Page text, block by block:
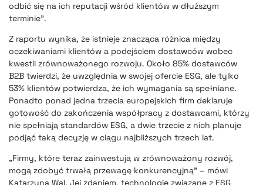
odbić się na ich reputacji wśród klientów w dłuższym
terminie”.
Z raportu wynika, że istnieje znacząca różnica między
oczekiwaniami klientów a podejściem dostawców wobec
kwestii zrównoważonego rozwoju. Około 85% dostawców
B2B twierdzi, że uwzględnia w swojej ofercie ESG, ale tylko
53% klientów potwierdza, że ich wymagania są spełniane.
Ponadto ponad jedna trzecia europejskich firm deklaruje
gotowość do zakończenia współpracy z dostawcami, którzy
nie spełniają standardów ESG, a dwie trzecie z nich planuje
podjąć taką decyzję w ciągu najbliższych trzech lat.
„Firmy, które teraz zainwestują w zrównoważony rozwój,
mogą zdobyć trwałą przewagę konkurencyjną” – mówi
Katarzyna Wal. Jej zdaniem, technologie związane z ESG